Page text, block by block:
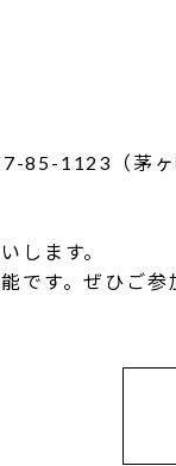
85-1123（
します。
です。ぜひご参